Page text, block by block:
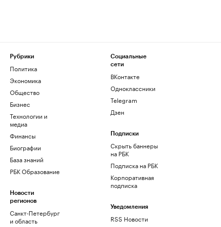
Рубрики
Политика
Экономика
Общество
Бизнес
Технологии и
медиа
Финансы
Биографии
База знаний
РБК Образование
Новости
регионов
Санкт-Петербург
и область
Социальные
сети
ВКонтакте
Одноклассники
Telegram
Дзен
Подписки
Скрыть баннеры
на РБК
Подписка на РБК
Корпоративная
подписка
Уведомления
RSS Новости